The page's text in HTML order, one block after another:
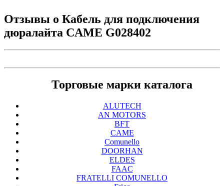
Отзывы о Кабель для подключения
дюралайта CAME G028402
Торговые марки каталога
ALUTECH
AN MOTORS
BFT
CAME
Comunello
DOORHAN
ELDES
FAAC
FRATELLI COMUNELLO